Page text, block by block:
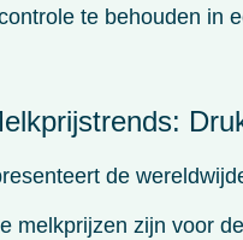
te behouden in
de
melkprijzen zijn voor